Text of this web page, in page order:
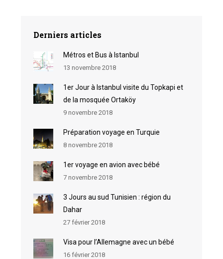
Derniers articles
Métros et Bus à Istanbul
13 novembre 2018
1er Jour à Istanbul visite du Topkapi et
de la mosquée Ortaköy
9 novembre 2018
Préparation voyage en Turquie
8 novembre 2018
1er voyage en avion avec bébé
7 novembre 2018
3 Jours au sud Tunisien : région du
Dahar
27 février 2018
Visa pour l’Allemagne avec un bébé
16 février 2018